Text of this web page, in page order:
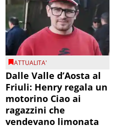
ATTUALITA'
Dalle Valle d’Aosta al
Friuli: Henry regala un
motorino Ciao ai
ragazzini che
vendevano limonata